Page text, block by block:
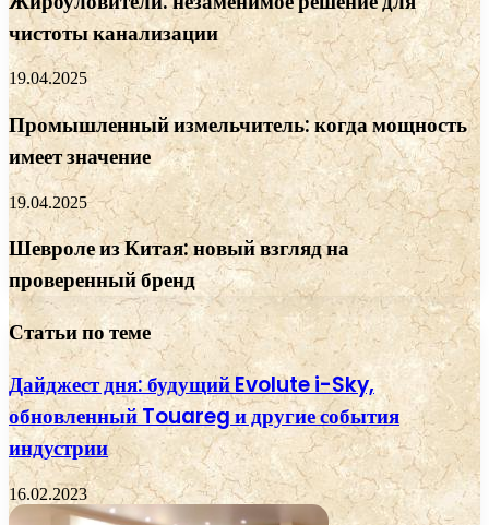
чистоты канализации
19.04.2025
Промышленный измельчитель: когда мощность
имеет значение
19.04.2025
Шевроле из Китая: новый взгляд на
проверенный бренд
Статьи по теме
Дайджест дня: будущий Evolute i-Sky,
обновленный Touareg и другие события
индустрии
16.02.2023